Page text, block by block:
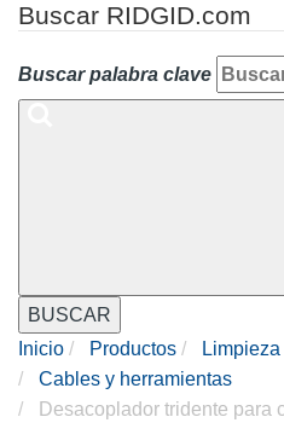
Buscar RIDGID.com
Buscar palabra clave
BUSCAR
Inicio
Productos
Cables y herramientas
Desacoplador tridente para